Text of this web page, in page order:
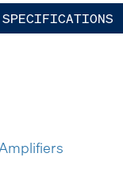
SPECIFICATIONS